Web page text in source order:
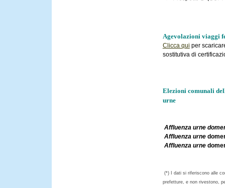
Agevolazioni viaggi
Clicca qui per
sostitutiva di
Elezioni comunali
urne
Affluenza urne
Affluenza urne
Affluenza urne
(*) I dati si riferiscono alle
prefetture, e non rivestono,